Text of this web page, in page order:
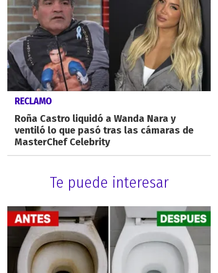
RECLAMO
Roña Castro liquidó a Wanda Nara y
ventiló lo que pasó tras las cámaras de
MasterChef Celebrity
Te puede interesar